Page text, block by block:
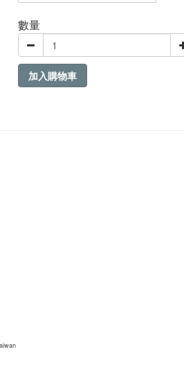
數量
加入購物車